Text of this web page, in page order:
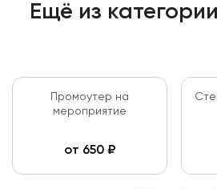
Ещё из категории
Промоутер на
мероприятие
от 650₽